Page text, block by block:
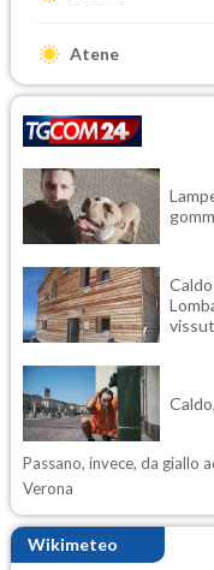
Atene
Passano, invece, da giallo
Verona
Wikimeteo